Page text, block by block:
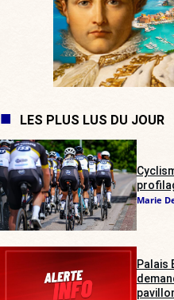
LES PLUS LUS DU JOUR
Marie
Palais